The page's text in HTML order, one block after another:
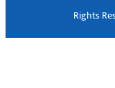
Rights